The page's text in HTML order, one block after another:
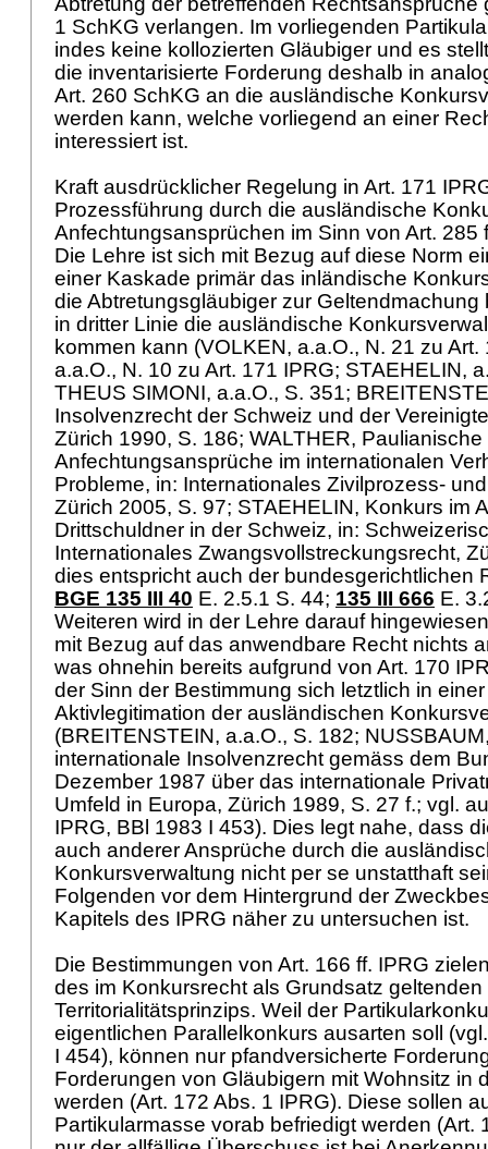
1 SchKG verlangen. Im vorliegenden
indes keine kollozierten Gläubiger und es
die inventarisierte Forderung deshalb in
Art. 260 SchKG an die ausländische
werden kann, welche vorliegend an einer
interessiert ist.
Kraft ausdrücklicher Regelung in Art. 171
Prozessführung durch die ausländische
Anfechtungsansprüchen im Sinn von Art. 285
Die Lehre ist sich mit Bezug auf diese Norm
einer Kaskade primär das inländische
die Abtretungsgläubiger zur Geltendmachung
in dritter Linie die ausländische
kommen kann (VOLKEN, a.a.O., N. 21 zu Art.
a.a.O., N. 10 zu Art. 171 IPRG; STAEHELIN,
THEUS SIMONI, a.a.O., S. 351;
Insolvenzrecht der Schweiz und der
Zürich 1990, S. 186; WALTHER, Paulianische
Anfechtungsansprüche im internationalen
Probleme, in: Internationales Zivilprozess-
Zürich 2005, S. 97; STAEHELIN, Konkurs im
Drittschuldner in der Schweiz, in:
Internationales Zwangsvollstreckungsrecht,
dies entspricht auch der bundesgerichtlichen
BGE 135 III 40 E. 2.5.1 S. 44; 135 III 666 E.
Weiteren wird in der Lehre darauf
mit Bezug auf das anwendbare Recht nichts
was ohnehin bereits aufgrund von Art. 170
der Sinn der Bestimmung sich letztlich in
Aktivlegitimation der ausländischen
(BREITENSTEIN, a.a.O., S. 182;
internationale Insolvenzrecht gemäss dem
Dezember 1987 über das internationale
Umfeld in Europa, Zürich 1989, S. 27 f.; vgl.
IPRG, BBl 1983 I 453). Dies legt nahe, dass
auch anderer Ansprüche durch die
Konkursverwaltung nicht per se unstatthaft
Folgenden vor dem Hintergrund der
Kapitels des IPRG näher zu untersuchen ist.
Die Bestimmungen von Art. 166 ff. IPRG
des im Konkursrecht als Grundsatz geltenden
Territorialitätsprinzips. Weil der
eigentlichen Parallelkonkurs ausarten soll
I 454), können nur pfandversicherte
Forderungen von Gläubigern mit Wohnsitz in
werden (Art. 172 Abs. 1 IPRG). Diese sollen
Partikularmasse vorab befriedigt werden (Art.